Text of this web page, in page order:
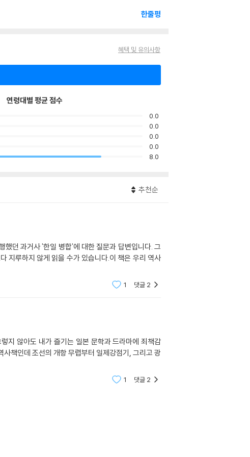
한줄평
혜택 및 유의사항
연령대별 평균 점수
0.0
0.0
0.0
0.0
8.0
추천순
던 과거사 '한일 병합'에 대한 질문과 답변입니다. 그
지루하지 않게 읽을 수가 있습니다.이 책은 우리 역사
1 댓글 2
지 않아도 내가 즐기는 일본 문학과 드라마에 죄책감
책인데 조선의 개항 무렵부터 일제강점기, 그리고 광
1 댓글 2